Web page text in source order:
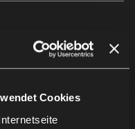
Cookies